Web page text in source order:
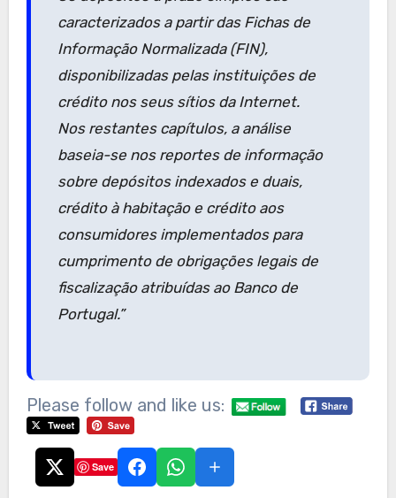
caracterizados a partir das Fichas de
Informação Normalizada (FIN),
disponibilizadas pelas instituições de
crédito nos seus sítios da Internet.
Nos restantes capítulos, a análise
baseia-se nos reportes de informação
sobre depósitos indexados e duais,
crédito à habitação e crédito aos
consumidores implementados para
cumprimento de obrigações legais de
fiscalização atribuídas ao Banco de
Portugal.”
Please follow and like us:
Save